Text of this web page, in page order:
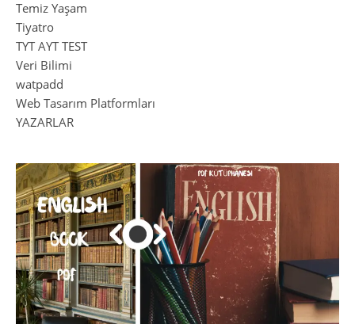
Temiz Yaşam
Tiyatro
TYT AYT TEST
Veri Bilimi
watpadd
Web Tasarım Platformları
YAZARLAR